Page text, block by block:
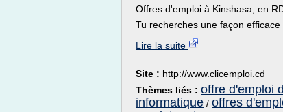
Offres d'emploi à Kinshasa, en
Tu recherches une façon efficace
Lire la suite
Site : http://www.clicemploi.cd
Thèmes liés : offre d'emploi
informatique / offres